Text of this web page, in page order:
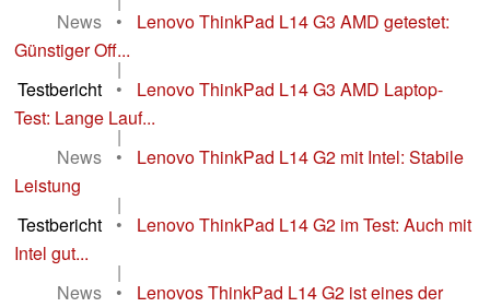
News
•
Lenovo ThinkPad L14 G3 AMD getestet:
Günstiger Off...
|
Testbericht
•
Lenovo ThinkPad L14 G3 AMD Laptop-
Test: Lange Lauf...
|
News
•
Lenovo ThinkPad L14 G2 mit Intel: Stabile
Leistung
|
Testbericht
•
Lenovo ThinkPad L14 G2 im Test: Auch mit
Intel gut...
|
News
•
Lenovos ThinkPad L14 G2 ist eines der